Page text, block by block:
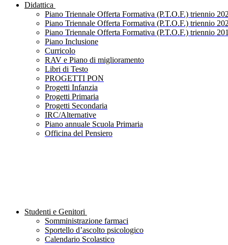
Didattica
Piano Triennale Offerta Formativa (P.T.O.F.) triennio
Piano Triennale Offerta Formativa (P.T.O.F.) triennio
Piano Triennale Offerta Formativa (P.T.O.F.) triennio
Piano Inclusione
Curricolo
RAV e Piano di miglioramento
Libri di Testo
PROGETTI PON
Progetti Infanzia
Progetti Primaria
Progetti Secondaria
IRC/Alternative
Piano annuale Scuola Primaria
Officina del Pensiero
Studenti e Genitori
Somministrazione farmaci
Sportello d’ascolto psicologico
Calendario Scolastico